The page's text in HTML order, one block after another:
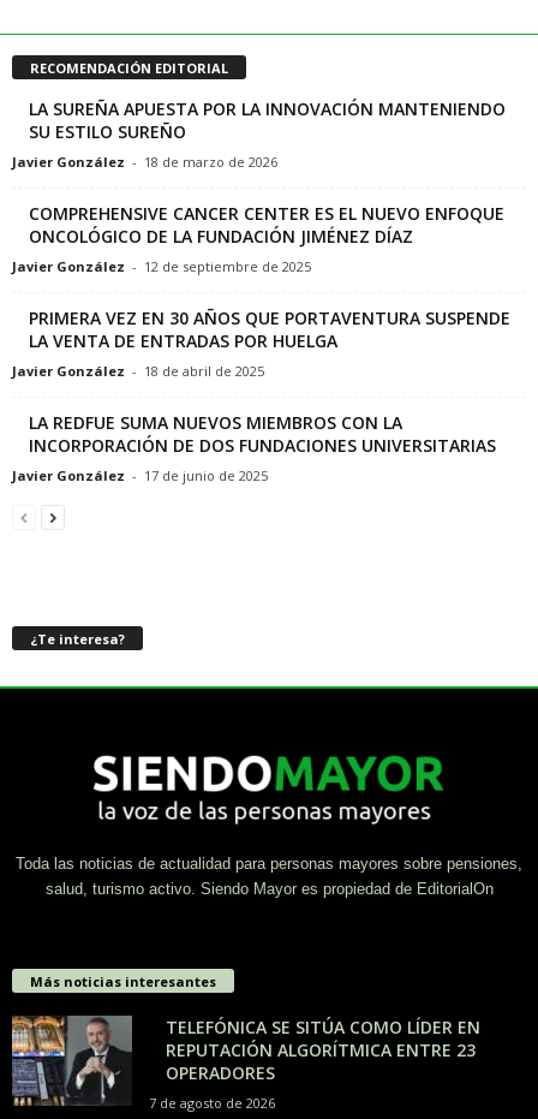
RECOMENDACIÓN EDITORIAL
LA SUREÑA APUESTA POR LA INNOVACIÓN MANTENIENDO
SU ESTILO SUREÑO
Javier González - 18 de marzo de 2026
COMPREHENSIVE CANCER CENTER ES EL NUEVO ENFOQUE
ONCOLÓGICO DE LA FUNDACIÓN JIMÉNEZ DÍAZ
Javier González - 12 de septiembre de 2025
PRIMERA VEZ EN 30 AÑOS QUE PORTAVENTURA SUSPENDE
LA VENTA DE ENTRADAS POR HUELGA
Javier González - 18 de abril de 2025
LA REDFUE SUMA NUEVOS MIEMBROS CON LA
INCORPORACIÓN DE DOS FUNDACIONES UNIVERSITARIAS
Javier González - 17 de junio de 2025
¿Te interesa?
Toda las noticias de actualidad para personas mayores sobre pensiones,
salud, turismo activo. Siendo Mayor es propiedad de EditorialOn
Más noticias interesantes
TELEFÓNICA SE SITÚA COMO LÍDER EN
REPUTACIÓN ALGORÍTMICA ENTRE 23
OPERADORES
7 de agosto de 2026